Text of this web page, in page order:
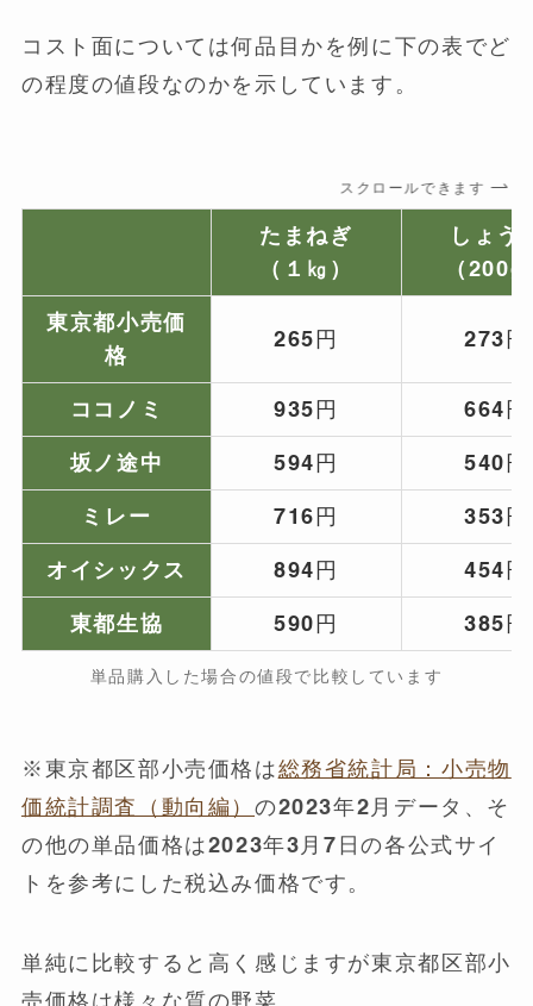
コスト面については何品目かを例に下の表でど
の程度の値段なのかを示しています。
スクロールできます
たまねぎ
（１㎏）
しょう
（200g
東京都小売価
格
265円 273円
ココノミ 935円
664円
坂ノ途中
594円
540円
ミレー
716円
353円
オイシックス
894円
454円
東都生協
590円 385円
単品購入した場合の値段で比較しています
※東京都区部小売価格は総務省統計局：小売物
価統計調査（動向編）の2023年2月データ、そ
の他の単品価格は2023年3月7日の各公式サイ
トを参考にした税込み価格です。
単純に比較すると高く感じますが東京都区部小